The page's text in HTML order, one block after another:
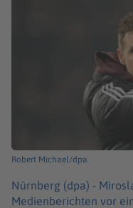
Robert Michael/dpa
Nürnberg (dpa) -
Medienberichten vor